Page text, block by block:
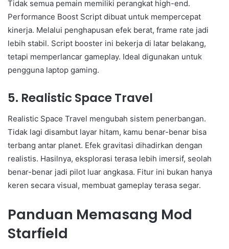
Tidak semua pemain memiliki perangkat high-end.
Performance Boost Script dibuat untuk mempercepat
kinerja. Melalui penghapusan efek berat, frame rate jadi
lebih stabil. Script booster ini bekerja di latar belakang,
tetapi memperlancar gameplay. Ideal digunakan untuk
pengguna laptop gaming.
5. Realistic Space Travel
Realistic Space Travel mengubah sistem penerbangan.
Tidak lagi disambut layar hitam, kamu benar-benar bisa
terbang antar planet. Efek gravitasi dihadirkan dengan
realistis. Hasilnya, eksplorasi terasa lebih imersif, seolah
benar-benar jadi pilot luar angkasa. Fitur ini bukan hanya
keren secara visual, membuat gameplay terasa segar.
Panduan Memasang Mod
Starfield